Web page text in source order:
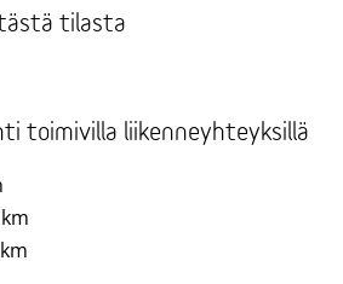
tilasta
toimivilla liikenneyhteyksillä